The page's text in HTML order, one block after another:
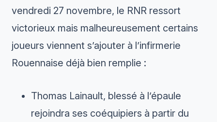
vendredi 27 novembre, le RNR ressort
victorieux mais malheureusement certains
joueurs viennent s’ajouter à l’infirmerie
Rouennaise déjà bien remplie :
Thomas Lainault, blessé à l’épaule
rejoindra ses coéquipiers à partir du